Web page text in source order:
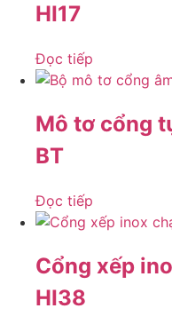
HI17
Đọc tiếp
Mô tơ cổng
BT
Đọc tiếp
Cổng xếp
HI38